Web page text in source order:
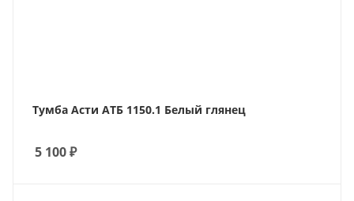
Тумба Асти АТБ 1150.1 Белый глянец
5 100₽